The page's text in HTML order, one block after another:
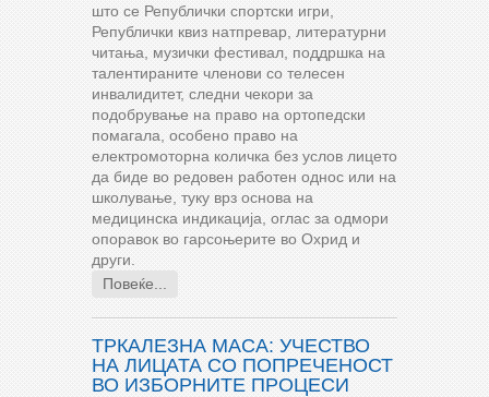
што се Републички спортски игри,
Републички квиз натпревар, литературни
читања, музички фестивал, поддршка на
талентираните членови со телесен
инвалидитет, следни чекори за
подобрување на право на ортопедски
помагала, особено право на
електромоторна количка без услов лицето
да биде во редовен работен однос или на
школување, туку врз основа на
медицинска индикација, оглас за одмори
опоравок во гарсоњерите во Охрид и
други.
Повеќе...
ТРКАЛЕЗНА МАСА: УЧЕСТВО
НА ЛИЦАТА СО ПОПРЕЧЕНОСТ
ВО ИЗБОРНИТЕ ПРОЦЕСИ